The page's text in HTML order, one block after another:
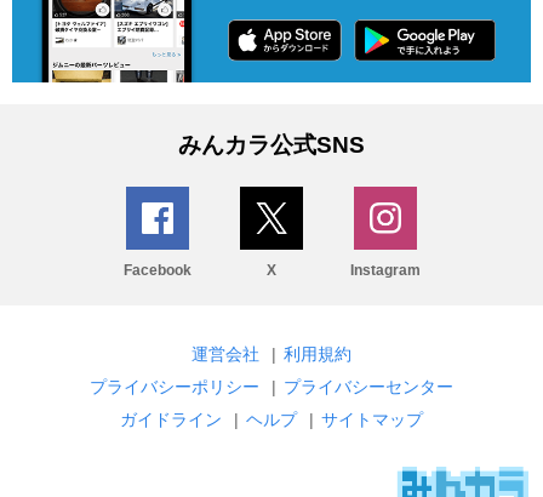
みんカラ公式SNS
Facebook X Instagram
運営会社 | 利用規約
プライバシーポリシー
| プライバシーセンター
ガイドライン
| ヘルプ | サイトマップ